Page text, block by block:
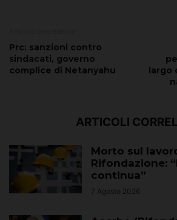
Prc: sanzioni contro
sindacati, governo
complice di Netanyahu
largo
ARTICOLI
Morto sul
Rifondazione:
continua”
7 Agosto 2026